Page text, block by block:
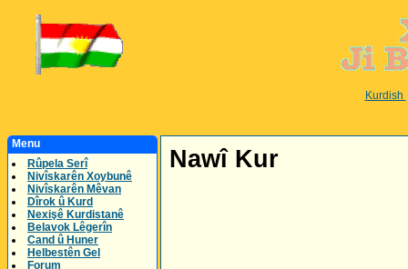
Kurdish
Menu
Rûpela Serî
Nivîskarên Xoybunê
Nivîskarên Mêvan
Dîrok û Kurd
Nexişê Kurdistanê
Belavok Lêgerîn
Cand û Huner
Helbestên Gel
Forum
Nawî Kur